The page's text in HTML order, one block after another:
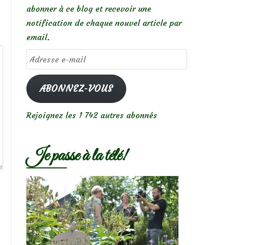
abonner à ce blog et recevoir une
notification de chaque nouvel article par
email.
Adresse
e-
mailABONNEZ-VOUS
Rejoignez les 1 742 autres abonnés
Je passe à la télé!